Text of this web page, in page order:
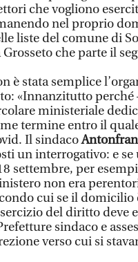
che vogliono
nel proprio
liste del comune di
Grosseto che parte il
è stata semplice
«Innanzitutto perché
ministeriale
termine entro il
Il sindaco
un interrogativo: e
settembre, per
non era
cui se il domicilio
del diritto deve
sindaco e
verso cui si